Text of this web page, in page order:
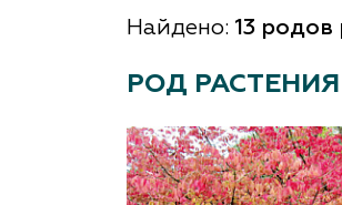
Найдено: 13 родов
РОД РАСТЕНИЯ